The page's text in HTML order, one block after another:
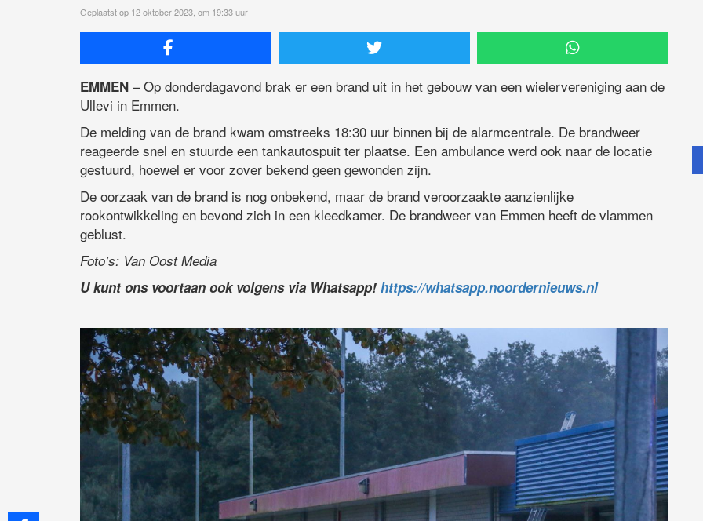
Geplaatst op 12 oktober 2023, om 19:33 uur
EMMEN – Op donderdagavond brak er een brand uit in het gebouw van een wielervereniging aan de
Ullevi in Emmen.
De melding van de brand kwam omstreeks 18:30 uur binnen bij de alarmcentrale. De brandweer
reageerde snel en stuurde een tankautospuit ter plaatse. Een ambulance werd ook naar de locatie
gestuurd, hoewel er voor zover bekend geen gewonden zijn.
De oorzaak van de brand is nog onbekend, maar de brand veroorzaakte aanzienlijke
rookontwikkeling en bevond zich in een kleedkamer. De brandweer van Emmen heeft de vlammen
geblust.
Foto’s: Van Oost Media
U kunt ons voortaan ook volgens via Whatsapp! https://whatsapp.noordernieuws.nl